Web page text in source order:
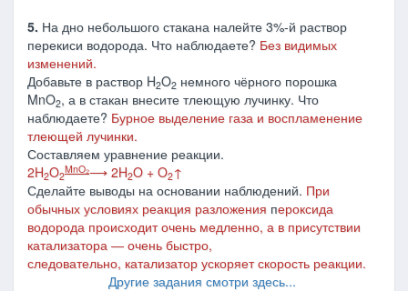
5. На дно небольшого стакана налейте 3%-й раствор
перекиси водорода. Что наблюдаете? Без видимых
изменений.
Добавьте в раствор H2O2 немного чёрного порошка
MnO2, а в стакан внесите тлеющую лучинку. Что
наблюдаете? Бурное выделение газа и воспламенение
тлеющей лучинки.
Составляем уравнение реакции.
2H2O2
MnO₂⟶ 2H2O + O2↑
Сделайте выводы на основании наблюдений. При
обычных условиях реакция разложения пероксида
водорода происходит очень медленно, а в присутствии
катализатора ― очень быстро,
следовательно, катализатор ускоряет скорость реакции.
Другие задания смотри здесь...